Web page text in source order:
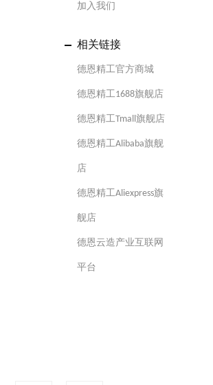
加入我们
相关链接
德恩精工官方商城
德恩精工1688旗舰店
德恩精工Tmall旗舰店
德恩精工Alibaba旗舰
店
德恩精工Aliexpress旗
舰店
德恩云造产业互联网
平台